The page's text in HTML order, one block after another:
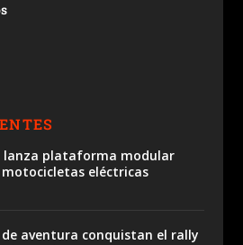
lanza plataforma modular
eléctricas
aventura conquistan el rally